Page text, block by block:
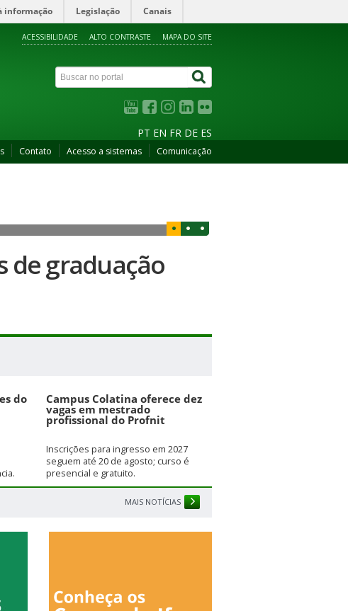
informação Legislação Canais
ACESSIBILIDADE ALTO CONTRASTE MAPA DO SITE
PT EN FR DE ES
Contato Acesso a sistemas Comunicação
de graduação
do Campus Colatina oferece dez
vagas em mestrado
profissional do Profnit
Inscrições para ingresso em 2027
seguem até 20 de agosto; curso é
presencial e gratuito.
MAIS NOTÍCIAS